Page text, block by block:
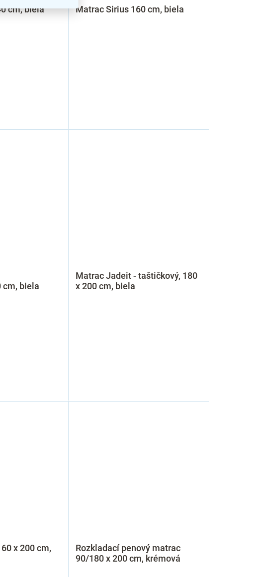
cm, biela Matrac Sirius 160 cm, biela
cm, biela
Matrac Jadeit - taštičkový, 180
x 200 cm, biela
x 200 cm,
Rozkladací penový matrac
90/180 x 200 cm, krémová